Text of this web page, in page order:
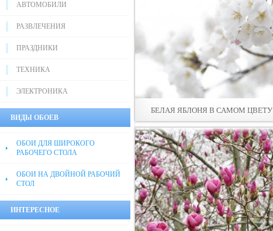
АВТОМОБИЛИ
РАЗВЛЕЧЕНИЯ
ПРАЗДНИКИ
ТЕХНИКА
ЭЛЕКТРОНИКА
ВИДЫ ОБОЕВ
ОБОИ ДЛЯ ШИРОКОГО
РАБОЧЕГО СТОЛА
ОБОИ НА ДВОЙНОЙ РАБОЧИЙ
СТОЛ
ИНТЕРЕСНОЕ
БЕЛАЯ ЯБЛОНЯ В САМОМ ЦВЕТУ